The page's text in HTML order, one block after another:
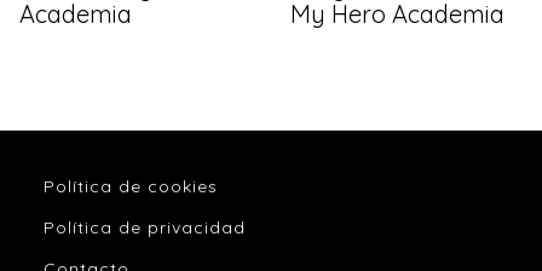
Academia
My Hero Academia
Política de cookies
Política de privacidad